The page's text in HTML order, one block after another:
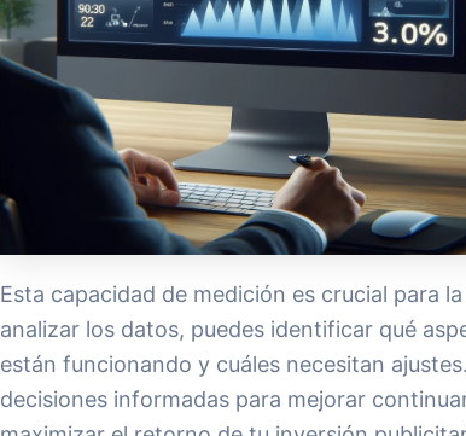
Esta capacidad de medición es crucial para
analizar los datos, puedes identificar qué
están funcionando y cuáles necesitan
decisiones informadas para mejorar